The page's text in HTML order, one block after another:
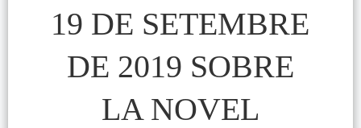
19 DE SETEMBRE
DE 2019 SOBRE
LA NOVEL